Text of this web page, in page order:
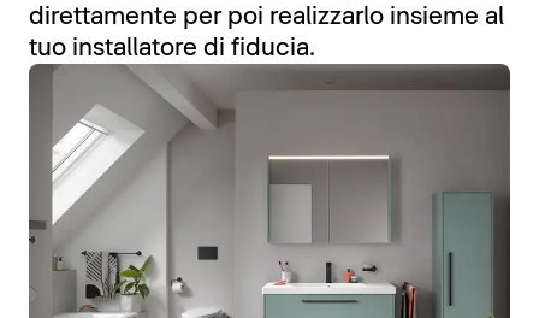
direttamente per poi realizzarlo insieme al
tuo installatore di fiducia.